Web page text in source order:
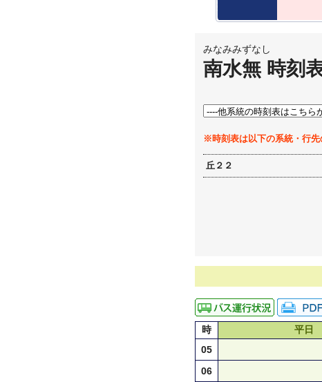
みなみみずなし
南水無 時刻
※時刻表は以下の系統・行
丘２２
時 平日
05
06